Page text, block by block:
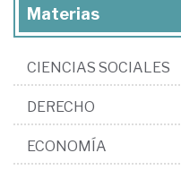
Materias
CIENCIAS SOCIALES
DERECHO
ECONOMÍA